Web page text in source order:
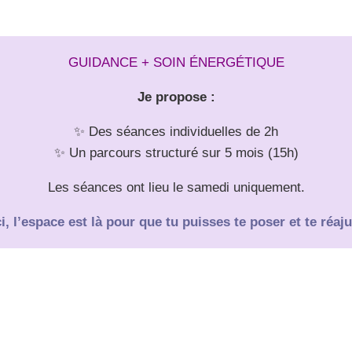
GUIDANCE + SOIN ÉNERGÉTIQUE
Je propose :
✨ Des séances individuelles de 2h
✨ Un parcours structuré sur 5 mois (15h)
Les séances ont lieu le samedi uniquement.
l’espace est là pour que tu puisses te poser et te